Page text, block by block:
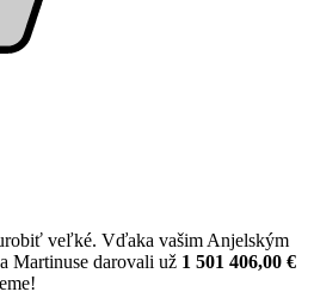
veľké. Vďaka vašim Anjelským
Martinuse darovali už 1 501 406,00 €